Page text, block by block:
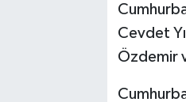
Cevdet
Özdemir